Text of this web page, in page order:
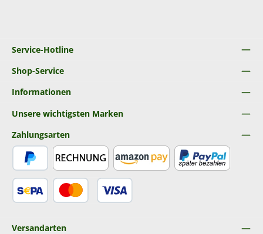
Service-Hotline
Shop-Service
Informationen
Unsere wichtigsten Marken
Zahlungsarten
Versandarten